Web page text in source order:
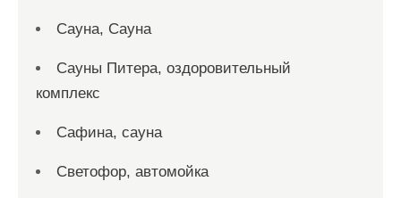
Сауна, Сауна
Сауны Питера, оздоровительный
комплекс
Сафина, сауна
Светофор, автомойка